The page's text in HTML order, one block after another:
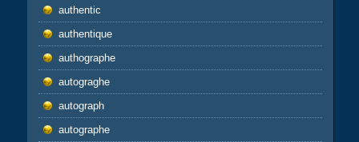
authentic
authentique
authographe
autograghe
autograph
autographe